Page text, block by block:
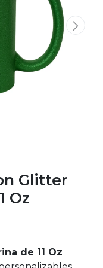
Glitter
Oz
de 11 Oz